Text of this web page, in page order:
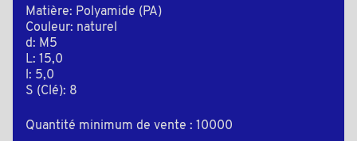
Matière: Polyamide (PA)
Couleur: naturel
d: M5
L: 15,0
l: 5,0
S (Clé): 8
Quantité minimum de vente : 10000